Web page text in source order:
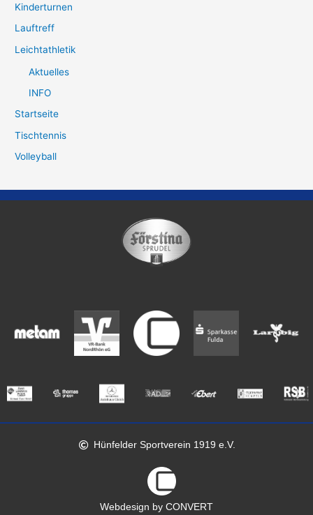
Kinderturnen
Lauftreff
Leichtathletik
Aktuelles
INFO
Startseite
Tischtennis
Volleyball
Hünfelder Sportverein 1919 e.V.
Webdesign by CONVERT